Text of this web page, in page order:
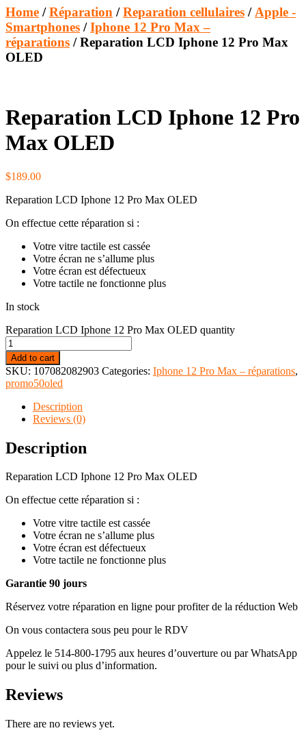
Home /Réparation /Reparation cellulaires / Apple -
Smartphones /Iphone 12 Pro Max –
réparations / Reparation LCD Iphone 12 Pro Max
OLED
Reparation LCD Iphone 12 Pro
Max OLED
$189.00
Reparation LCD Iphone 12 Pro Max OLED
On effectue cette réparation si :
Votre vitre tactile est cassée
Votre écran ne s’allume plus
Votre écran est défectueux
Votre tactile ne fonctionne plus
In stock
Reparation LCD Iphone 12 Pro Max OLED quantity
Add to cart
SKU: 107082082903 Categories: Iphone 12 Pro Max – réparations,
promo50oled
Description
Reviews (0)
Description
Reparation LCD Iphone 12 Pro Max OLED
On effectue cette réparation si :
Votre vitre tactile est cassée
Votre écran ne s’allume plus
Votre écran est défectueux
Votre tactile ne fonctionne plus
Garantie 90 jours
Réservez votre réparation en ligne pour profiter de la réduction Web
On vous contactera sous peu pour le RDV
Appelez le 514-800-1795 aux heures d’ouverture ou par WhatsApp
pour le suivi ou plus d’information.
Reviews
There are no reviews yet.